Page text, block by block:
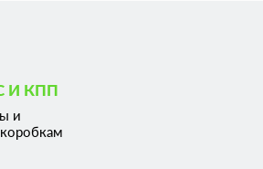
И КПП
и